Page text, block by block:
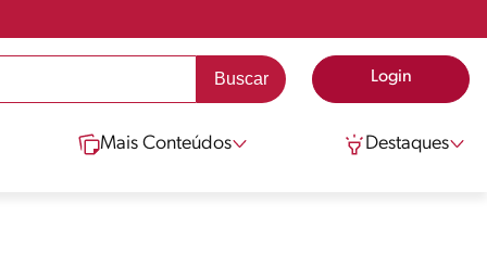
Login
Mais Conteúdos Destaques